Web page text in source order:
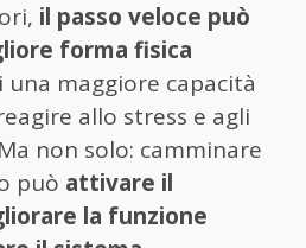
il passo veloce può
forma fisica
una maggiore capacità
allo stress e agli
non solo: camminare
può attivare il
la funzione